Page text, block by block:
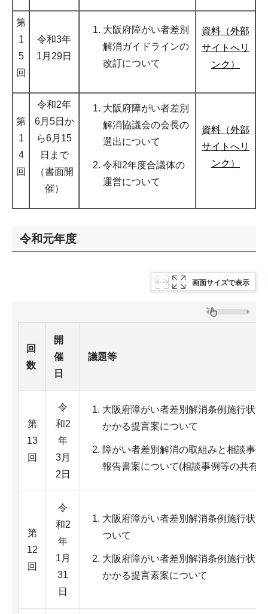
第
1
5
回
令和3年
1月29日
大阪府障がい者差別
解消ガイドラインの
改訂について
資料（外部
サイトへリ
ンク）
第
1
4
回
令和2年
6月5日か
ら6月15
日まで
（書面開
催）
大阪府障がい者差別
解消協議会の会長の
選出について
令和2年度合議体の
運営について
資料（外部
サイトへリ
ンク）
令和元年度
画面サイズで表示
回
数
開
催
日
議題等
第
13
回
令
和2
年
3月
2日
大阪府障がい者差別解消条例施行状況
かかる提言案について
障がい者差別解消の取組みと相談事例
報告書案について(相談事例等の共有)
第
12
回
令
和2
年
1月
31
日
大阪府障がい者差別解消条例施行状況
ついて
大阪府障がい者差別解消条例施行状況
かかる提言素案について